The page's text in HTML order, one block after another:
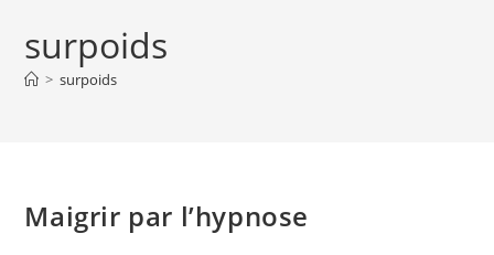
surpoids
> surpoids
Maigrir par l’hypnose